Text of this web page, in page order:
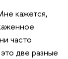
кажется,
часто
две разные